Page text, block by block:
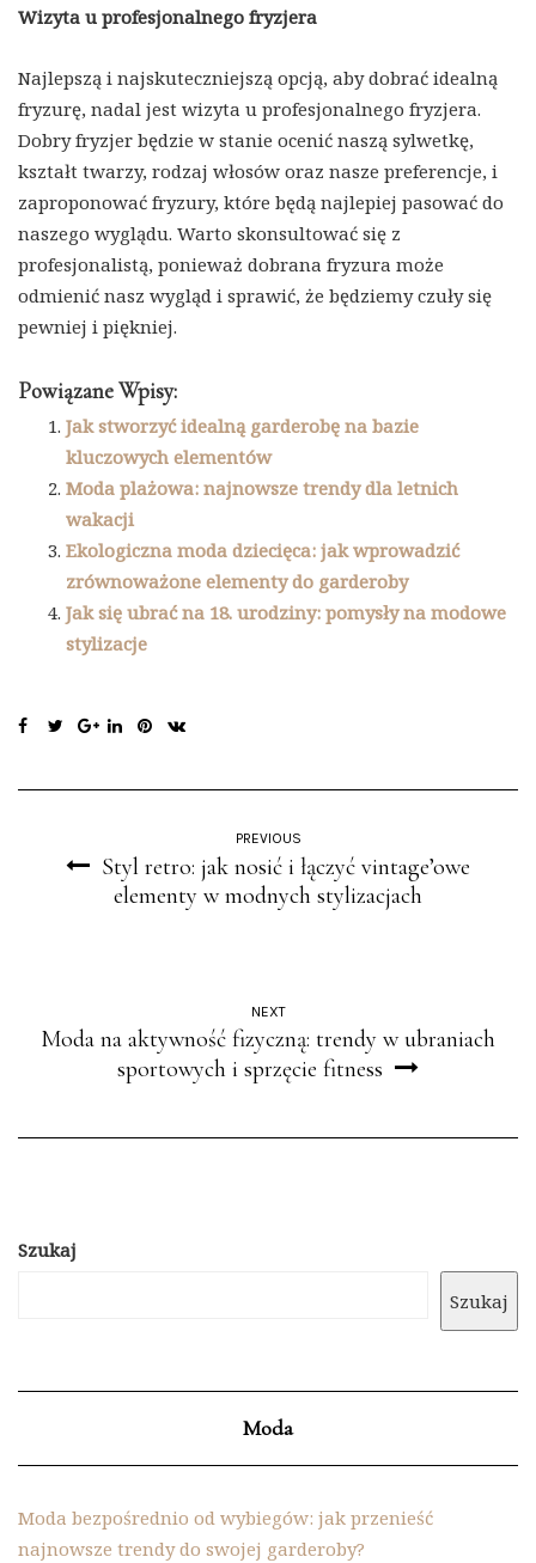
Wizyta u profesjonalnego fryzjera
Najlepszą i najskuteczniejszą opcją, aby dobrać idealną
fryzurę, nadal jest wizyta u profesjonalnego fryzjera.
Dobry fryzjer będzie w stanie ocenić naszą sylwetkę,
kształt twarzy, rodzaj włosów oraz nasze preferencje, i
zaproponować fryzury, które będą najlepiej pasować do
naszego wyglądu. Warto skonsultować się z
profesjonalistą, ponieważ dobrana fryzura może
odmienić nasz wygląd i sprawić, że będziemy czuły się
pewniej i piękniej.
Powiązane Wpisy:
Jak stworzyć idealną garderobę na bazie
kluczowych elementów
Moda plażowa: najnowsze trendy dla letnich
wakacji
Ekologiczna moda dziecięca: jak wprowadzić
zrównoważone elementy do garderoby
Jak się ubrać na 18. urodziny: pomysły na modowe
stylizacje
PREVIOUS
Styl retro: jak nosić i łączyć vintage’owe
elementy w modnych stylizacjach
NEXT
Moda na aktywność fizyczną: trendy w ubraniach
sportowych i sprzęcie fitness
Szukaj
Szukaj
Moda
Moda bezpośrednio od wybiegów: jak przenieść
najnowsze trendy do swojej garderoby?